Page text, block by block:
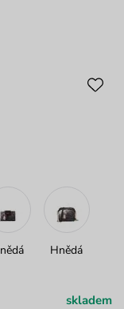
Hnědá
skladem